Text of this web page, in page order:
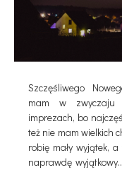
Szczęśliwego
mam w zwyczaju
imprezach, bo
też nie mam wielkich
robię mały wyjątek,
naprawdę